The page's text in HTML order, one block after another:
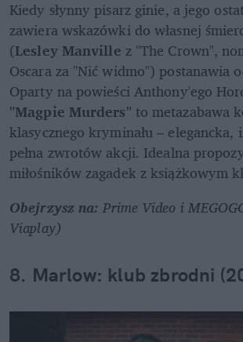
Kiedy słynny pisarz ginie, a jego
zawiera wskazówki do własnej
(Lesley Manville z "The Crown",
Oscara za "Nić widmo") postanawia
Oparty na powieści Anthony'ego
"Magpie Murders" to metazabawa
klasycznego kryminału –
pełna zwrotów akcji. Idealna
miłośników zagadek z książkowym
Obejrzysz na: Prime Video i
Viaplay)
8. Marlow: klub zbrodni